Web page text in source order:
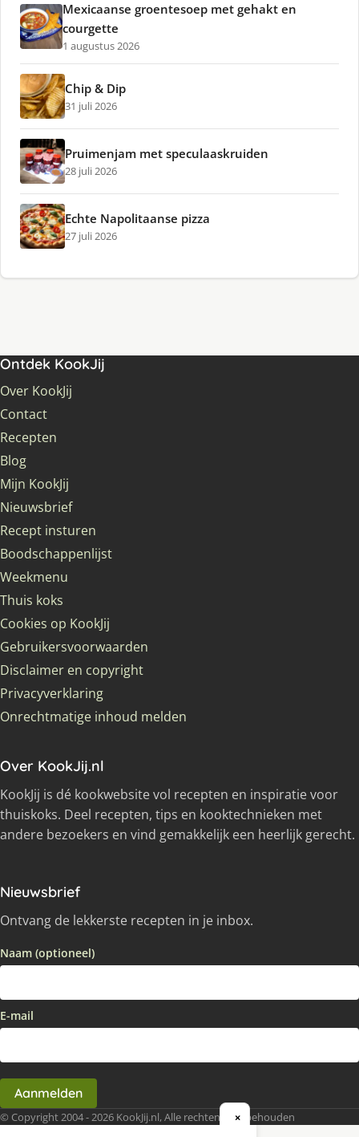
Mexicaanse groentesoep met gehakt en
courgette
1 augustus 2026
Chip & Dip
31 juli 2026
Pruimenjam met speculaaskruiden
28 juli 2026
Echte Napolitaanse pizza
27 juli 2026
Ontdek KookJij
Over KookJij
Contact
Recepten
Blog
Mijn KookJij
Nieuwsbrief
Recept insturen
Boodschappenlijst
Weekmenu
Thuis koks
Cookies op KookJij
Gebruikersvoorwaarden
Disclaimer en copyright
Privacyverklaring
Onrechtmatige inhoud melden
Over KookJij.nl
KookJij is dé kookwebsite vol recepten en inspiratie voor
thuiskoks. Deel recepten, tips en kooktechnieken met
andere bezoekers en vind gemakkelijk een heerlijk gerecht.
Nieuwsbrief
Ontvang de lekkerste recepten in je inbox.
Naam (optioneel)
E-mail
Aanmelden
© Copyright 2004 - 2026 KookJij.nl, Alle rechten voorbehouden
×